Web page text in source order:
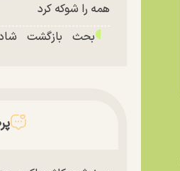
همه را شوکه کرد
بحث بازگشت
توافق با آمریکا در